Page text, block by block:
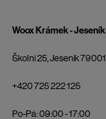
Woox Krámek - Jeseník
Školní 25, Jeseník 79001
+420 725 222 125
Po-Pá: 09:00 - 17:00